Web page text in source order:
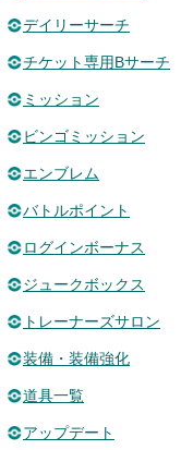
デイリーサーチ
チケット専用Bサーチ
ミッション
ビンゴミッション
エンブレム
バトルポイント
ログインボーナス
ジュークボックス
トレーナーズサロン
装備・装備強化
道具一覧
アップデート